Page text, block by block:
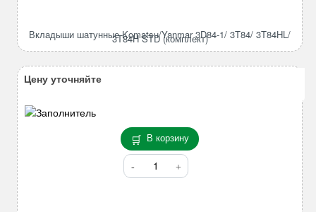
Komatsu/Yanmar
3D84-
1/
STD
(комплект)
Вкладыши шатунные Komatsu/Yanmar 3D84-1/ 3T84/ 3T84HL/
3T84H STD (комплект)
В корзину
Количество
товара
Цену уточняйте